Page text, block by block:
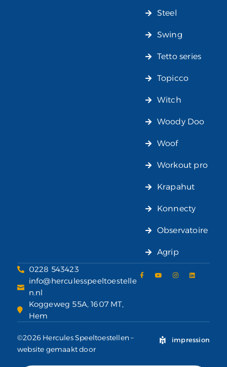
Steel
Swing
Tetto series
Topicco
Witch
Woody Doo
Woof
Workout pro
Krapahut
Konnecty
Observatoire
Agrip
0228 543423
info@herculesspeeltoestelle
n.nl
Koggeweg 55A, 1607 MT,
Hem
©2026 Hercules Speeltoestellen –
website gemaakt door
impression